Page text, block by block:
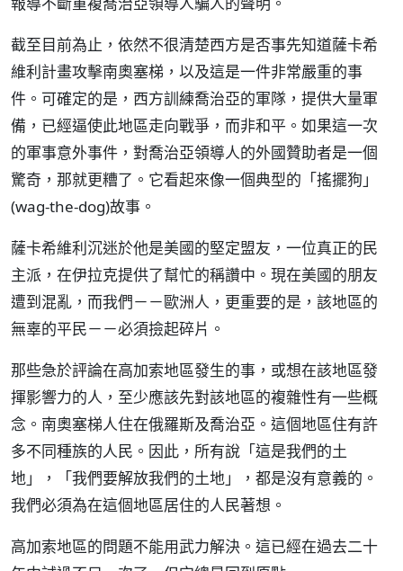
截至目前為止，依然不很清楚西方是否事先知道薩卡希
維利計畫攻擊南奧塞梯，以及這是一件非常嚴重的事
件。可確定的是，西方訓練喬治亞的軍隊，提供大量軍
備，已經逼使此地區走向戰爭，而非和平。如果這一次
的軍事意外事件，對喬治亞領導人的外國贊助者是一個
驚奇，那就更糟了。它看起來像一個典型的「搖擺狗」
(wag-the-dog)故事。
薩卡希維利沉迷於他是美國的堅定盟友，一位真正的民
主派，在伊拉克提供了幫忙的稱讚中。現在美國的朋友
遭到混亂，而我們－－歐洲人，更重要的是，該地區的
無辜的平民－－必須撿起碎片。
那些急於評論在高加索地區發生的事，或想在該地區發
揮影響力的人，至少應該先對該地區的複雜性有一些概
念。南奧塞梯人住在俄羅斯及喬治亞。這個地區住有許
多不同種族的人民。因此，所有說「這是我們的土
地」，「我們要解放我們的土地」，都是沒有意義的。
我們必須為在這個地區居住的人民著想。
高加索地區的問題不能用武力解決。這已經在過去二十